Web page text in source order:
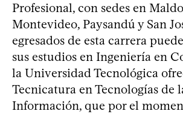
Profesional, con sedes en
Montevideo, Paysandú y San
egresados de esta carrera
sus estudios en Ingeniería en
la Universidad Tecnológica
Tecnicatura en Tecnologías de
Información, que por el